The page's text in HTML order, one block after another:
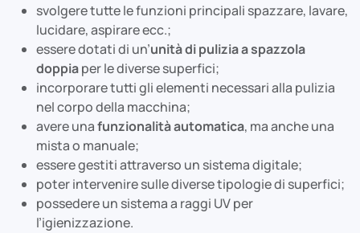
svolgere tutte le funzioni principali spazzare, lavare,
lucidare, aspirare ecc.;
essere dotati di un’unità di pulizia a spazzola
doppiaper le diverse superfici;
incorporare tutti gli elementi necessari alla pulizia
nel corpo della macchina;
avere unafunzionalità automatica, ma anche una
mista o manuale;
essere gestiti attraverso un sistema digitale;
poter intervenire sulle diverse tipologie di superfici;
possedere un sistema a raggi UV per
l’igienizzazione.